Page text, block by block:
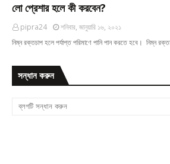
লো প্রেশার হলে কী করবেন?
pipra24
শনিবার, জানুয়ারি ১৬, ২০২১
নিম্ন রক্তচাপ হলে পর্যাপ্ত পরিমাণে পানি পান করতে হবে। নিম্ন
সন্ধান করুন